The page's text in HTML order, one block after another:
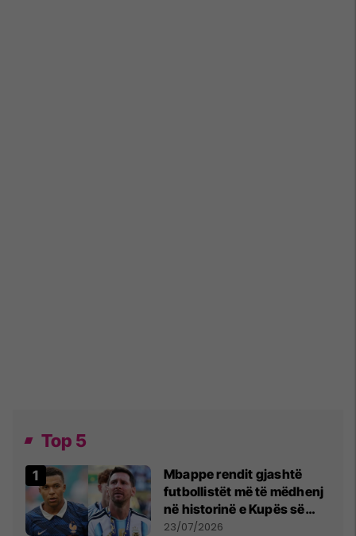
Top 5
Mbappe rendit gjashtë
futbollistët më të mëdhenj
në historinë e Kupës së
Botës, Messi mbetet i dyti
23/07/2026